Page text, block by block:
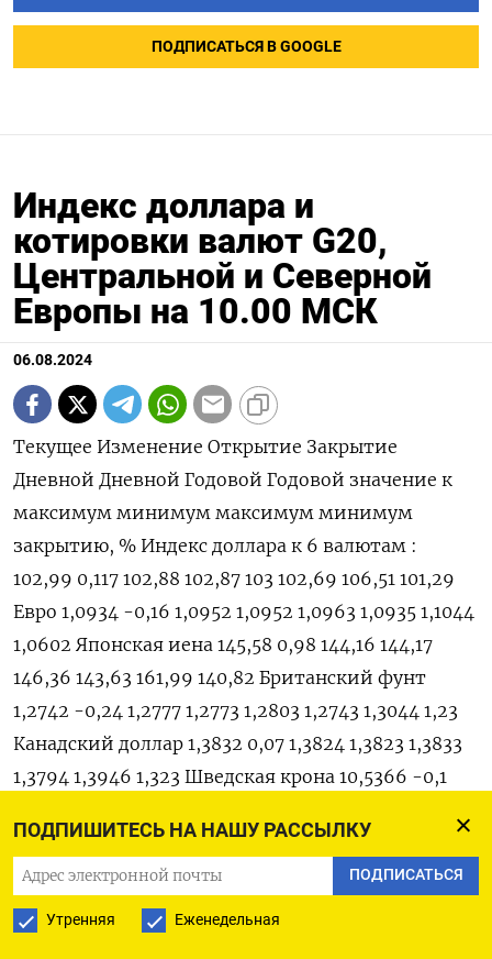
ПОДПИШИТЕСЬ НА НАШУ РАССЫЛКУ
ПОДПИСАТЬСЯ
Утренняя Еженедельная
ПОДПИСАТЬСЯ В GOOGLE
Индекс доллара и
котировки валют G20,
Центральной и Северной
Европы на 10.00 МСК
06.08.2024
Текущее Изменение Открытие Закрытие Дневной Дневной Годовой Годовой значение к максимум минимум максимум минимум закрытию, % Индекс доллара к 6 валютам : 102,99 0,117 102,88 102,87 103 102,69 106,51 101,29 Евро 1,0934 -0,16 1,0952 1,0952 1,0963 1,0935 1,1044 1,0602 Японская иена 145,58 0,98 144,16 144,17 146,36 143,63 161,99 140,82 Британский фунт 1,2742 -0,24 1,2777 1,2773 1,2803 1,2743 1,3044 1,23 Канадский доллар 1,3832 0,07 1,3824 1,3823 1,3833 1,3794 1,3946 1,323 Шведская крона 10,5366 -0,1 10,5409 10,5473 10,5608 10,5143 11,0487 10,0558 Швейцарский франк 0,8537 0,16 0,8518 0,8523 0,8571 0,8518 0,9224 0,84 Валюты G20: Аргентинский песо 934,5 0,16 0 934,5 0 0 935 810,65 Австралийский доллар 0,6504 0,14 0,6496 0,6495 0,654 0,6492 0,6839 0,635 Бразильский реал 5,7239 0 5,7239 5,7238 5,7259 5,7171 5,8648 4,8314 Индийская рупия 83,9136 -0,12 83,991 84,018 83,991 83,838 84,1647 82,65 Индонезийская рупия 16 178 -0,01 16 200 16 180 16 205 16 175 16 493 15 450 Китайский юань 7,1447 0,21 7,1606 7,13 7,1606 7,144 7,2774 7,1097 Мексиканский песо 19,356 0,12 19,3365 19,332 19,364 19,1469 20,043 16,2645 Российский рубль 85 0,15 85,5605 84,8705 85,5605 85,02 95,4705 82,02 Саудовский риал 3,7535 0 3,7534 3,7534 3,7545 3,7533 3,7545 3,7483 Турецкая лира 33,291 -0,1 33,3484 33,3248 33,5701 33,2551 33,5701 29,567 Южнокорейская вона 1 375,26 0,65 1 366,99 1 366,4 1 375,95 1 366,7 1 400,15 1 291,17 Южноафриканский ранд 18,4916 -0,16 18,5075 18,5207 18,5425 18,4071 19,3912 17,8718 Европа: Польский злотый 3,9349 0,24 3,9255 3,9256 3,9365 3,9202 4,1235 3,892 Чешская крона 23,11 0,18 23,069 23,069 23,111 23,081 23,883 22,308 Венгерский форинт 362,6 0,15 362,25 362,07 362,79 361,87 373,51 343,35 Норвежская крона 11,0155 0 11,0039 11,0156 11,0226 10,9655 11,1381 10,1432